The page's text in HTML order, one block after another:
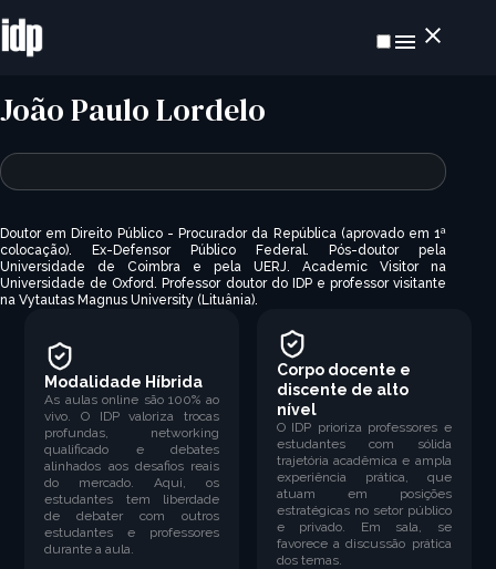
João Paulo Lordelo
Doutor em Direito Público - Procurador da República (aprovado em 1ª
colocação). Ex-Defensor Público Federal. Pós-doutor pela
Universidade de Coimbra e pela UERJ.Academic Visitorna
Universidade de Oxford. Professor doutor do IDP e professor visitante
na Vytautas Magnus University (Lituânia).
Modalidade Híbrida
As aulas online são 100% ao
vivo. O IDP valoriza trocas
profundas, networking
qualificado e debates
alinhados aos desafios reais
do mercado. Aqui, os
estudantes tem liberdade
de debater com outros
estudantes e professores
durante a aula.
Corpo docente e
discente de alto
nível
O IDP prioriza professores e
estudantes com sólida
trajetória acadêmica e ampla
experiência prática, que
atuam em posições
estratégicas no setor público
e privado. Em sala, se
favorece a discussão prática
dos temas.